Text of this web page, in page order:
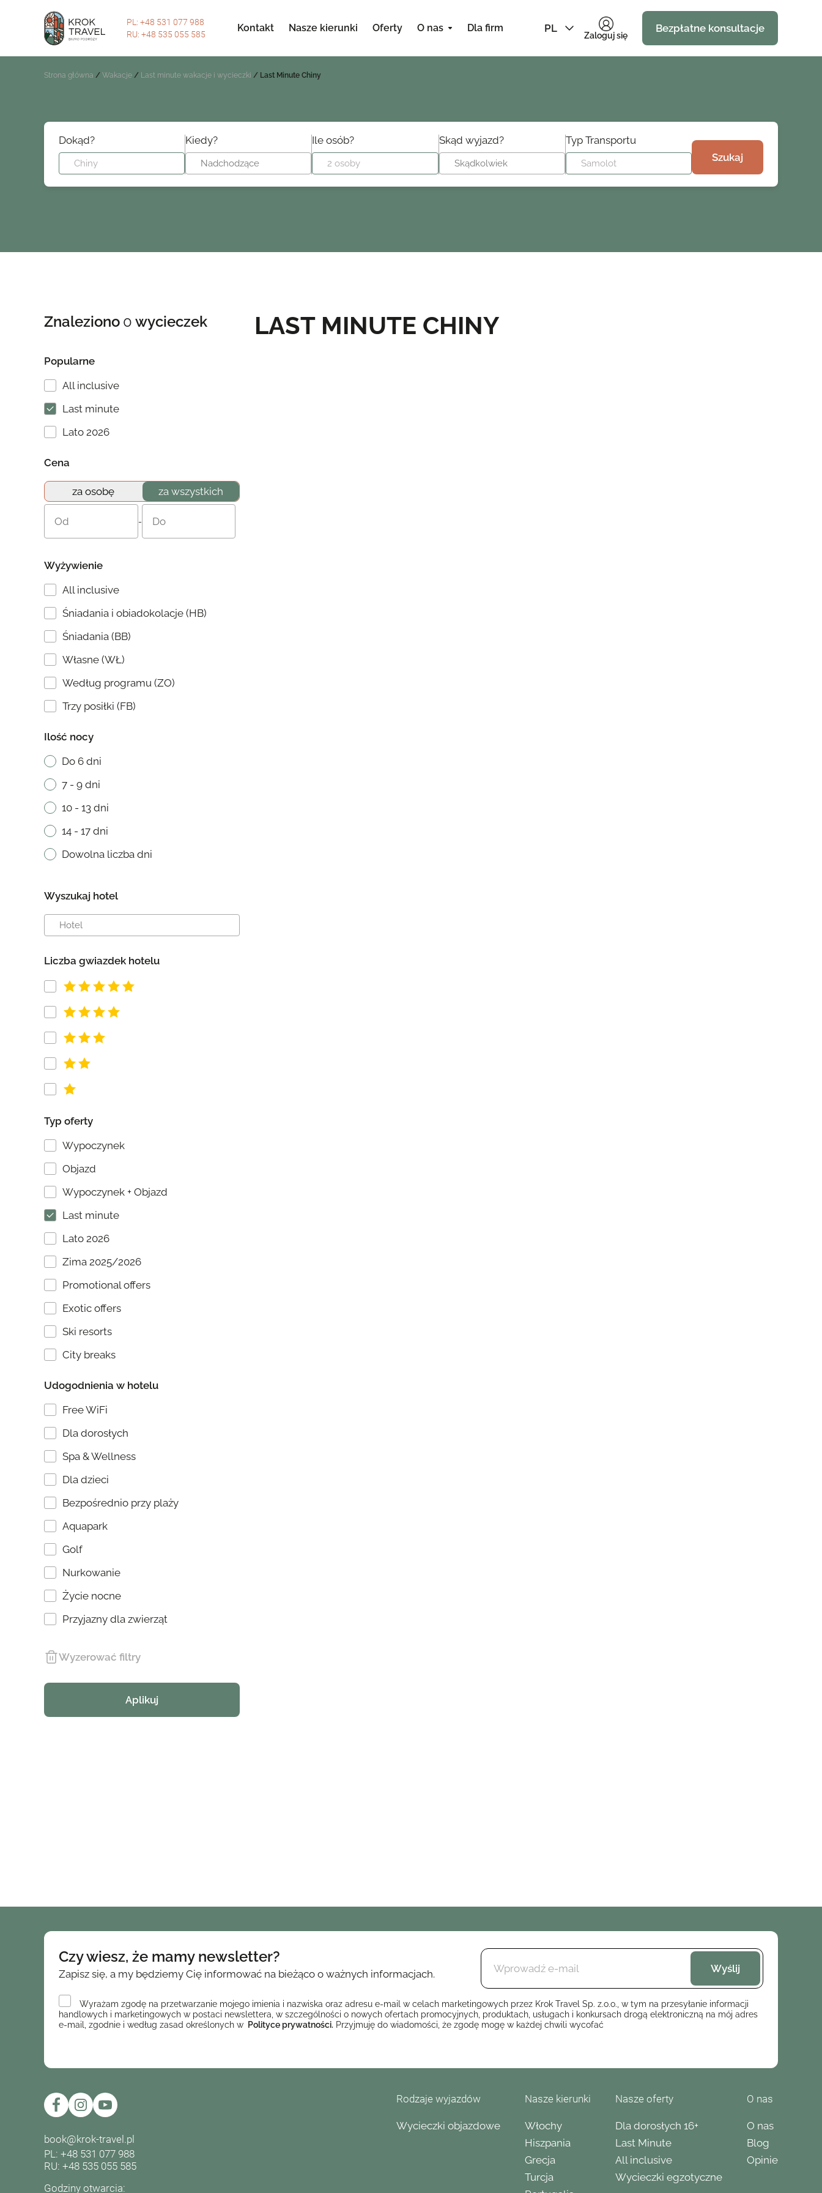
PL: +48 531 077 988
RU: +48 535 055 585
Kontakt Nasze kierunki Oferty O nas Dla firm PL
Zaloguj się
Bezpłatne konsultacje
Strona główna / Wakacje / Last minute wakacje i wycieczki / Last Minute Chiny
Dokąd? Kiedy? Ile osób? Skąd wyjazd?
Typ Transportu
Szukaj
Znaleziono 0 wycieczek
Popularne
All inclusive
Last minute
Lato 2026
Cena
za osobę za wszystkich
-
Wyżywienie
All inclusive
Śniadania i obiadokolacje (HB)
Śniadania (BB)
Własne (WŁ)
Według programu (ZO)
Trzy posiłki (FB)
Ilość nocy
Do 6 dni
7 - 9 dni
10 - 13 dni
14 - 17 dni
Dowolna liczba dni
Wyszukaj hotel
Liczba gwiazdek hotelu
Typ oferty
Wypoczynek
Objazd
Wypoczynek + Objazd
Last minute
Lato 2026
Zima 2025/2026
Promotional offers
Exotic offers
Ski resorts
City breaks
Udogodnienia w hotelu
Free WiFi
Dla dorosłych
Spa & Wellness
Dla dzieci
Bezpośrednio przy plaży
Aquapark
Golf
Nurkowanie
Życie nocne
Przyjazny dla zwierząt
Wyzerować filtry
Aplikuj
LAST MINUTE CHINY
Czy wiesz, że mamy newsletter?
Zapisz się, a my będziemy Cię informować na bieżąco o ważnych informacjach.
Wyrażam zgodę na przetwarzanie mojego imienia i nazwiska oraz adresu e-mail w celach marketingowych przez Krok Travel Sp. z.o.o., w tym na przesyłanie informacji
handlowych i marketingowych w postaci newslettera, w szczególności o nowych ofertach promocyjnych, produktach, usługach i konkursach drogą elektroniczną na mój adres
e-mail, zgodnie i według zasad określonych w Polityce prywatności. Przyjmuję do wiadomości, że zgodę mogę w każdej chwili wycofać
book@krok-travel.pl
PL: +48 531 077 988
RU: +48 535 055 585
Godziny otwarcia:
Rodzaje wyjazdów
Wycieczki objazdowe
Nasze kierunki
Włochy
Hiszpania
Grecja
Turcja
Nasze oferty
Dla dorosłych 16+
Last Minute
All inclusive
Wycieczki egzotyczne
O nas
O nas
Blog
Opinie